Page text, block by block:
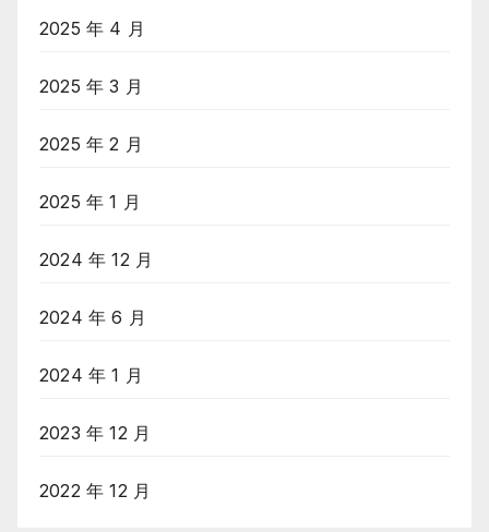
2025 年 4 月
2025 年 3 月
2025 年 2 月
2025 年 1 月
2024 年 12 月
2024 年 6 月
2024 年 1 月
2023 年 12 月
2022 年 12 月